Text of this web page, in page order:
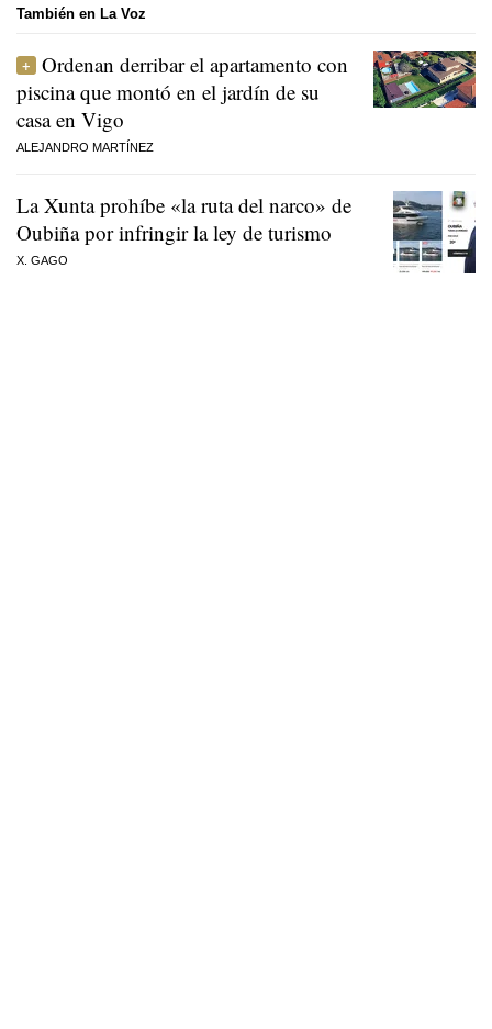
También en La Voz
Ordenan derribar el apartamento con
piscina que montó en el jardín de su
casa en Vigo
ALEJANDRO MARTÍNEZ
La Xunta prohíbe «la ruta del narco» de
Oubiña por infringir la ley de turismo
X. GAGO